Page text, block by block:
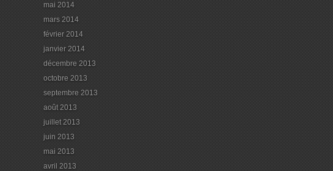
mai 2014
mars 2014
février 2014
janvier 2014
décembre 2013
octobre 2013
septembre 2013
août 2013
juillet 2013
juin 2013
mai 2013
avril 2013